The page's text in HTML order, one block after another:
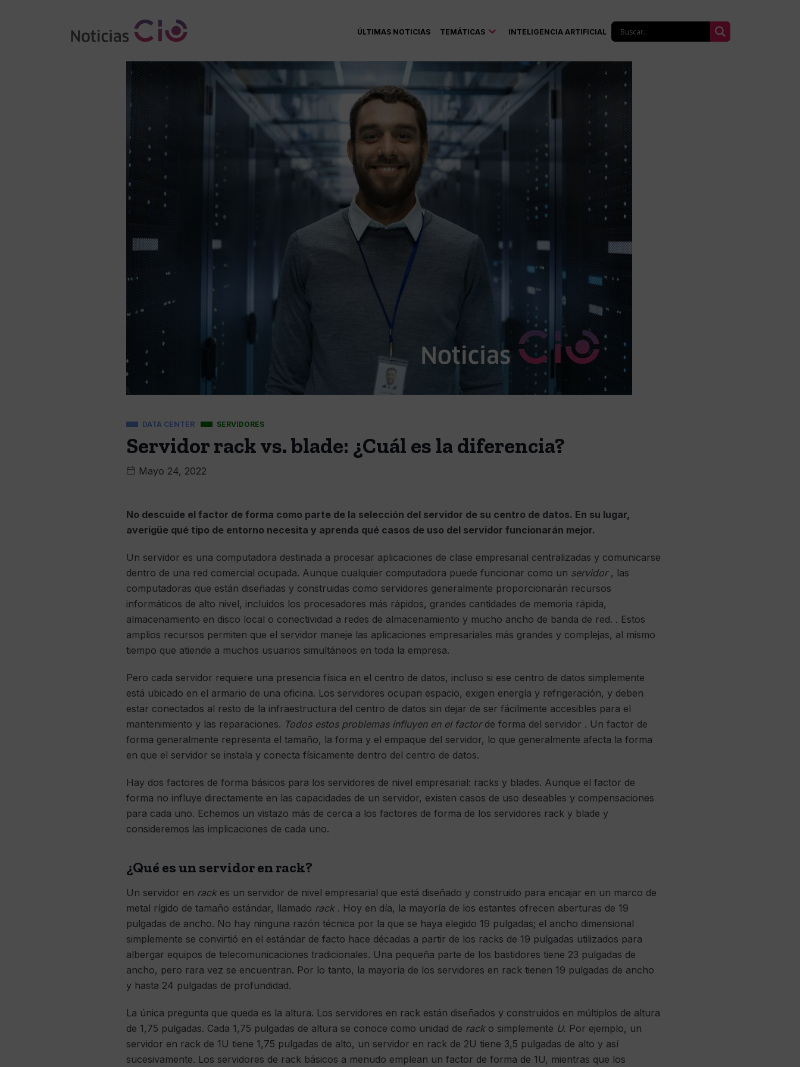
ÚLTIMAS NOTICIAS TEMÁTICAS INTELIGENCIA ARTIFICIAL
DATA CENTER SERVIDORES
Servidor rack vs. blade: ¿Cuál es la diferencia?
Mayo 24, 2022
No descuide el factor de forma como parte de la selección del servidor de su centro de datos. En su lugar,
averigüe qué tipo de entorno necesita y aprenda qué casos de uso del servidor funcionarán mejor.
Un servidor es una computadora destinada a procesar aplicaciones de clase empresarial centralizadas y comunicarse
dentro de una red comercial ocupada. Aunque cualquier computadora puede funcionar como un servidor, las
computadoras que están diseñadas y construidas como servidores generalmente proporcionarán recursos
informáticos de alto nivel, incluidos los procesadores más rápidos, grandes cantidades de memoria rápida,
almacenamiento en disco local o conectividad a redes de almacenamiento y mucho ancho de banda de red. . Estos
amplios recursos permiten que el servidor maneje las aplicaciones empresariales más grandes y complejas, al mismo
tiempo que atiende a muchos usuarios simultáneos en toda la empresa.
Pero cada servidor requiere una presencia física en el centro de datos, incluso si ese centro de datos simplemente
está ubicado en el armario de una oficina. Los servidores ocupan espacio, exigen energía y refrigeración, y deben
estar conectados al resto de la infraestructura del centro de datos sin dejar de ser fácilmente accesibles para el
mantenimiento y las reparaciones. Todos estos problemas influyen en el factorde forma del servidor . Un factor de
forma generalmente representa el tamaño, la forma y el empaque del servidor, lo que generalmente afecta la forma
en que el servidor se instala y conecta físicamente dentro del centro de datos.
Hay dos factores de forma básicos para los servidores de nivel empresarial: racks y blades. Aunque el factor de
forma no influye directamente en las capacidades de un servidor, existen casos de uso deseables y compensaciones
para cada uno. Echemos un vistazo más de cerca a los factores de forma de los servidores rack y blade y
consideremos las implicaciones de cada uno.
¿Qué es un servidor en rack?
Un servidor en rackes un servidor de nivel empresarial que está diseñado y construido para encajar en un marco de
metal rígido de tamaño estándar, llamado rack. Hoy en día, la mayoría de los estantes ofrecen aberturas de 19
pulgadas de ancho. No hay ninguna razón técnica por la que se haya elegido 19 pulgadas; el ancho dimensional
simplemente se convirtió en el estándar de facto hace décadas a partir de los racks de 19 pulgadas utilizados para
albergar equipos de telecomunicaciones tradicionales. Una pequeña parte de los bastidores tiene 23 pulgadas de
ancho, pero rara vez se encuentran. Por lo tanto, la mayoría de los servidores en rack tienen 19 pulgadas de ancho
y hasta 24 pulgadas de profundidad.
La única pregunta que queda es la altura. Los servidores en rack están diseñados y construidos en múltiplos de altura
de 1,75 pulgadas. Cada 1,75 pulgadas de altura se conoce como unidad de racko simplemente U. Por ejemplo, un
servidor en rack de 1U tiene 1,75 pulgadas de alto, un servidor en rack de 2U tiene 3,5 pulgadas de alto y así
sucesivamente. Los servidores de rack básicos a menudo emplean un factor de forma de 1U, mientras que los